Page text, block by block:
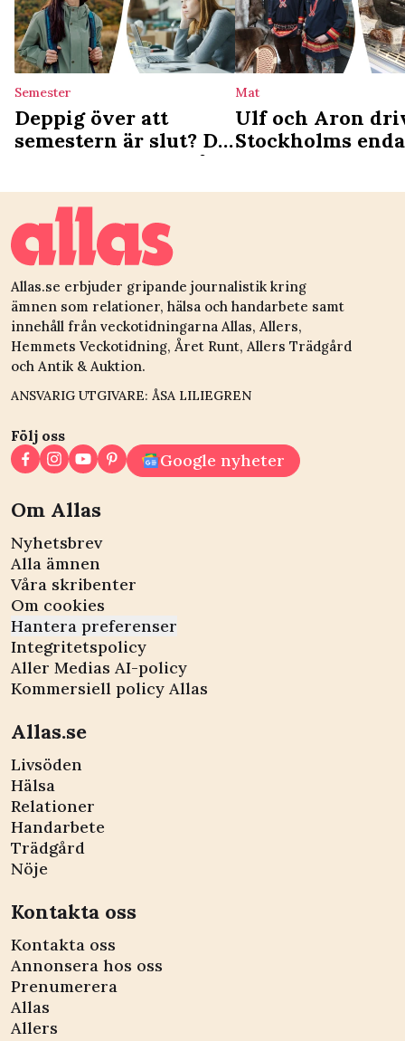
Semester
Deppig över att
semestern är slut? Då
är du ledig nästa gång
Mat
Ulf och Aron
Stockholms enda
det som en
Allas.se erbjuder gripande journalistik kring
ämnen som relationer, hälsa och handarbete samt
innehåll från veckotidningarna Allas, Allers,
Hemmets Veckotidning, Året Runt, Allers Trädgård
och Antik & Auktion.
ANSVARIG UTGIVARE: ÅSA LILIEGREN
Följ oss
Google nyheter
Om Allas
Nyhetsbrev
Alla ämnen
Våra skribenter
Om cookies
Hantera preferenser
Integritetspolicy
Aller Medias AI-policy
Kommersiell policy Allas
Allas.se
Livsöden
Hälsa
Relationer
Handarbete
Trädgård
Nöje
Kontakta oss
Kontakta oss
Annonsera hos oss
Prenumerera
Allas
Allers